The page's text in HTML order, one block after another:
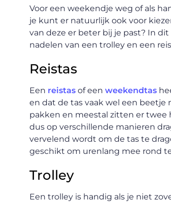
Voor een weekendje weg of als
je kunt er natuurlijk ook voor
van deze er beter bij je past? In
nadelen van een trolley en een
Reistas
Een reistas of een weekendtas
en dat de tas vaak wel een beetje
pakken en meestal zitten er twee
dus op verschillende manieren
vervelend wordt om de tas te
geschikt om urenlang mee rond
Trolley
Een trolley is handig als je niet